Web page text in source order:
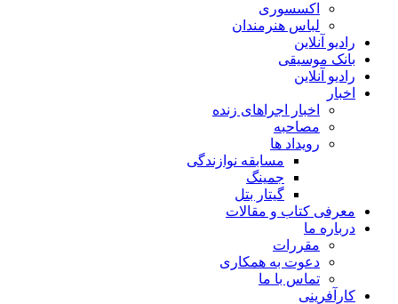
اکسسوری
لباس هنرمندان
رادیو آنلاین
بانک موسیقی
رادیو آنلاین
اخبار
اخبار اجراهای زنده
مصاحبه
رویداد ها
مسابقه نوازندگی
جمینگ
گیتار بتل
معرفی کتاب و مقالات
درباره ما
مقررات
دعوت به همکاری
تماس با ما
کارآفرینی